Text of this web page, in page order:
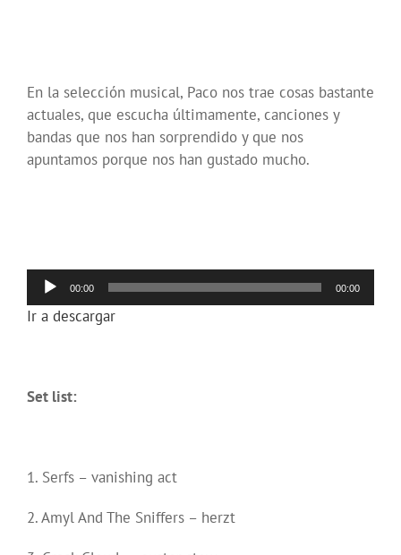
En la selección musical, Paco nos trae cosas bastante
actuales, que escucha últimamente, canciones y
bandas que nos han sorprendido y que nos
apuntamos porque nos han gustado mucho.
Reproductor
de
audio
00:00 00:00
Ir a descargar
Set list:
1. Serfs – vanishing act
2. Amyl And The Sniffers – herzt